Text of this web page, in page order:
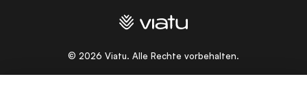
© 2026 Viatu. Alle Rechte vorbehalten.